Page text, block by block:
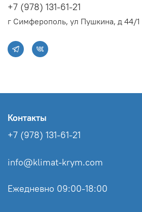
+7 (978) 131-61-21
г Симферополь, ул Пушкина, д 44/1
Контакты
+7 (978) 131-61-21
info@klimat-krym.com
Ежедневно 09:00-18:00